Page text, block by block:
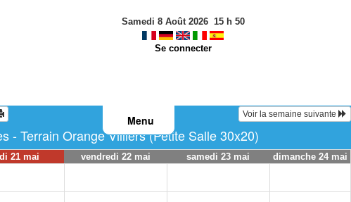
Samedi 8 Août 2026 15h 50
Se connecter
Menu Voir la semaine suivante
- Terrain Orange Villiers (Petite Salle 30x20)
21 mai vendredi 22 mai samedi 23 mai
dimanche 24 mai